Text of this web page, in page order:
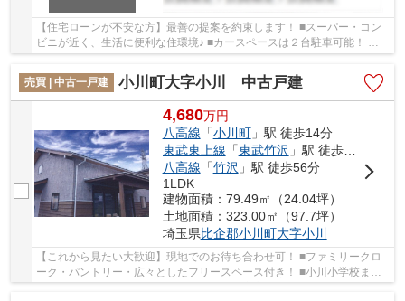
【住宅ローンが不安な方】最善の提案を約束します！ ■スーパー・コン
ビニが近く、生活に便利な住環境♪ ■カースペースは２台駐車可能！ い
つでもお気軽にお声がけください♪ 駅からの...
売買 | 中古一戸建
小川町大字小川 中古戸建
4,680万円
八高線 「小川町」駅 徒歩14分
東武東上線 「東武竹沢 」駅 徒歩50分
八高線 「竹沢 」駅 徒歩56分
1LDK
建物面積：79.49㎡（24.04坪）
土地面積：323.00㎡（97.7坪）
埼玉県比企郡小川町大字小川
【これから見たい大歓迎】現地でのお待ち合わせ可！ ■ファミリークロ
ーク・パントリー・広々としたフリースペース付き！ ■小川小学校まで
徒歩１分！お子様の通学は少しでも近いと安心...